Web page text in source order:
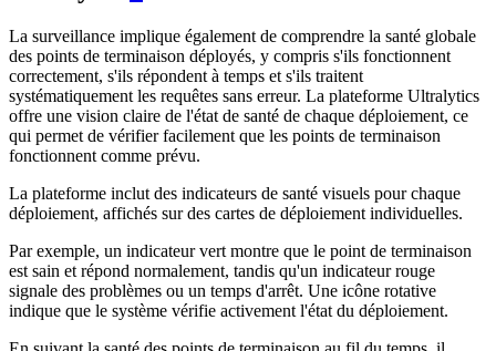
La surveillance implique également de comprendre la santé globale
des points de terminaison déployés, y compris s'ils fonctionnent
correctement, s'ils répondent à temps et s'ils traitent
systématiquement les requêtes sans erreur. La plateforme Ultralytics
offre une vision claire de l'état de santé de chaque déploiement, ce
qui permet de vérifier facilement que les points de terminaison
fonctionnent comme prévu.
La plateforme inclut des indicateurs de santé visuels pour chaque
déploiement, affichés sur des cartes de déploiement individuelles.
Par exemple, un indicateur vert montre que le point de terminaison
est sain et répond normalement, tandis qu'un indicateur rouge
signale des problèmes ou un temps d'arrêt. Une icône rotative
indique que le système vérifie activement l'état du déploiement.